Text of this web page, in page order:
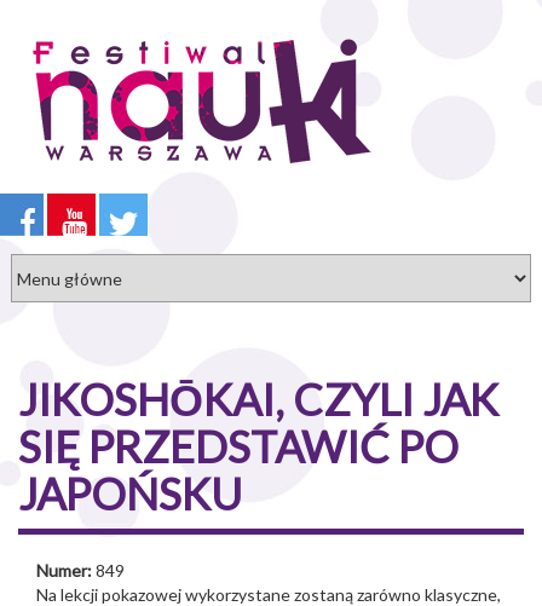
treści
JIKOSHО̄KAI, CZYLI JAK
SIĘ PRZEDSTAWIĆ PO
JAPOŃSKU
Numer:849
Na lekcji pokazowej wykorzystane zostaną zarówno klasyczne,